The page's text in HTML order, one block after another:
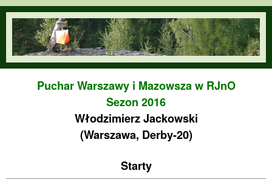
Przejdź do treści
orienteering.waw.pl
Puchar Warszawy i Mazowsza w RJnO
Sezon 2016
Włodzimierz Jackowski
(Warszawa, Derby-20)
Starty